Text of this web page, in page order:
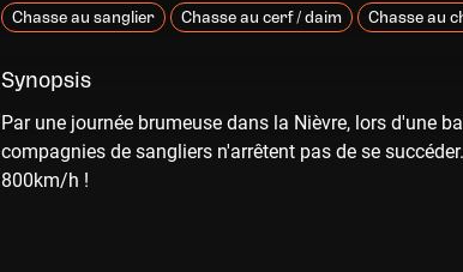
Chasse au sanglier Chasse au cerf / daim Chasse au
Synopsis
Par une journée brumeuse dans la Nièvre, lors d'une
compagnies de sangliers n'arrêtent pas de se
800km/h !